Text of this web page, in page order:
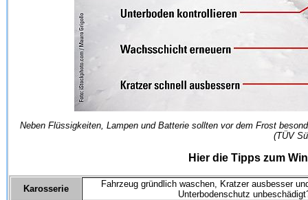
Neben Flüssigkeiten, Lampen und Batterie sollten vor dem Frost
(TÜV
Hier die Tipps zum
Karosserie
Fahrzeug gründlich waschen, Kratzer ausbesser
Unterbodenschutz